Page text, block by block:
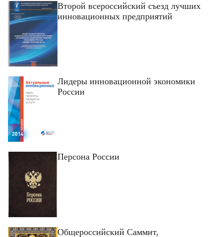
Второй всероссийский съезд лучших
инновационных предприятий
Лидеры инновационной экономики
России
Персона России
Общероссийский Саммит,